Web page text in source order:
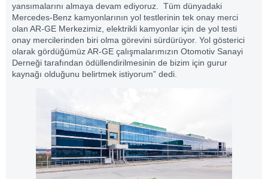
yansımalarını almaya devam ediyoruz. Tüm dünyadaki
Mercedes-Benz kamyonlarının yol testlerinin tek onay merci
olan AR-GE Merkezimiz, elektrikli kamyonlar için de yol testi
onay mercilerinden biri olma görevini sürdürüyor. Yol gösterici
olarak gördüğümüz AR-GE çalışmalarımızın Otomotiv Sanayi
Derneği tarafından ödüllendirilmesinin de bizim için gurur
kaynağı olduğunu belirtmek istiyorum” dedi.